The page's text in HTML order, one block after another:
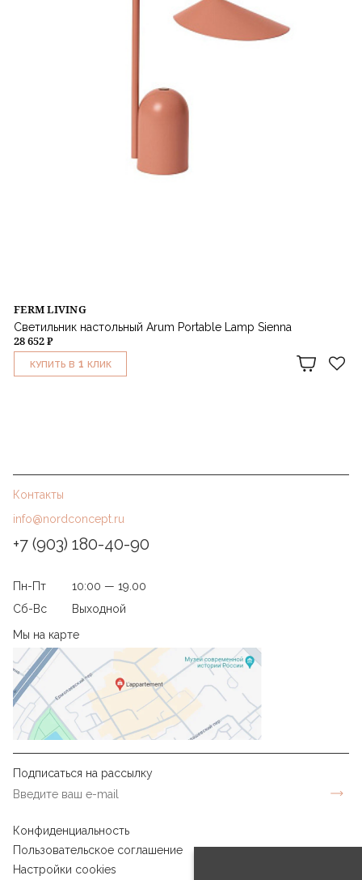
FERM LIVING
Светильник настольный Arum Portable Lamp Sienna
28 652 ₽
КУПИТЬ В 1 КЛИК
Контакты
info@nordconcept.ru
+7 (903) 180-40-90
Пн-Пт
10:00 — 19.00
Сб-Вс
Выходной
Мы на карте
Подписаться на рассылку
Конфиденциальность
Пользовательское соглашение
Настройки cookies